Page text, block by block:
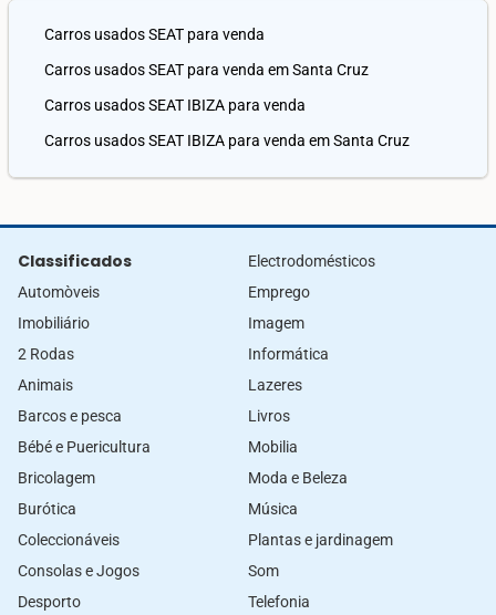
Carros usados SEAT para venda
Carros usados SEAT para venda em Santa Cruz
Carros usados SEAT IBIZA para venda
Carros usados SEAT IBIZA para venda em Santa Cruz
Classificados
Automòveis
Imobiliário
2 Rodas
Animais
Barcos e pesca
Bébé e Puericultura
Bricolagem
Burótica
Coleccionáveis
Consolas e Jogos
Desporto
Electrodomésticos
Emprego
Imagem
Informática
Lazeres
Livros
Mobilia
Moda e Beleza
Música
Plantas e jardinagem
Som
Telefonia